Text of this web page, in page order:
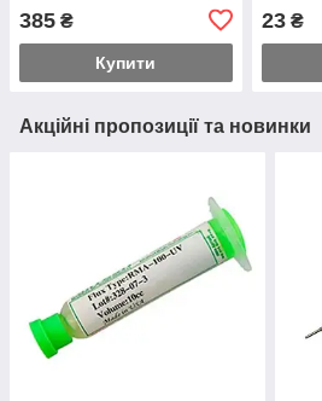
385 ₴
Купити
23₴
Акційні пропозиції та новинки